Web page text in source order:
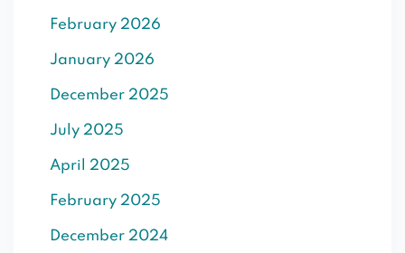
February 2026
January 2026
December 2025
July 2025
April 2025
February 2025
December 2024